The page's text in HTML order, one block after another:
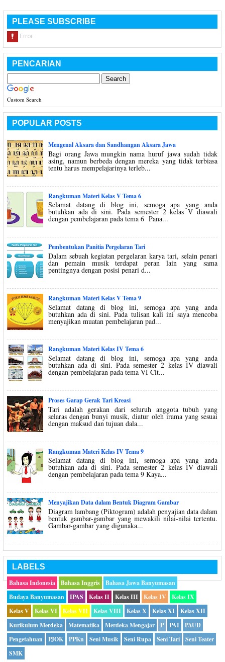
PLEASE SUBSCRIBE
PENCARIAN
Custom Search
POPULAR POSTS
Mengenal Aksara dan Sandhangan Aksara Jawa
Bagi orang Jawa mungkin nama huruf jawa sudah tidak
asing, namun berbeda dengan mereka yang tidak terbiasa
tentu harus mempelajarinya terleb...
Rangkuman Materi Kelas V Tema 6
Selamat datang di blog ini, semoga apa yang anda
butuhkan ada di sini. Pada semester 2 kelas V diawali
dengan pembelajaran pada tema 6 Pana...
Pembentukan Panitia Pergelaran Tari
Dalam sebuah kegiatan pergelaran karya tari, selain penari
dan pemain musik terdapat peran lain yang sama
pentingnya dengan posisi penari d...
Rangkuman Materi Kelas V Tema 9
Selamat datang di blog ini, semoga apa yang anda
butuhkan ada di sini. Pada tulisan kali ini saya mencoba
menyajikan muatan pembelajaran pad...
Rangkuman Materi Kelas IV Tema 6
Selamat datang di blog ini, semoga apa yang anda
butuhkan ada di sini. Pada semester 2 kelas IV diawali
dengan pembelajaran pada tema VI Cit...
Proses Garap Gerak Tari Kreasi
Tari adalah gerakan dari seluruh anggota tubuh yang
selaras dengan bunyi musik, diatur oleh irama yang sesuai
dengan maksud dan tujuan dala...
Rangkuman Materi Kelas IV Tema 9
Selamat datang di blog ini, semoga apa yang anda
butuhkan ada di sini. Pada semester 2 kelas IV diawali
dengan pembelajaran pada tema 9 Kaya...
Menyajikan Data dalam Bentuk Diagram Gambar
Diagram lambang (Piktogram) adalah penyajian data dalam
bentuk gambar-gambar yang mewakili nilai-nilai tertentu.
Gambar-gambar yang digunaka...
LABELS
Bahasa Indonesia
Bahasa Inggris
Bahasa Jawa Banyumasan
Budaya Banyumasan
IPAS Kelas II Kelas III Kelas IV
Kelas IX
Kelas V
Kelas VI Kelas VII Kelas VIII Kelas X Kelas XI
Kelas XII
Kurikulum Merdeka
Matematika Merdeka Mengajar P PAI
PAUD
Pengetahuan
PJOK PPKn Seni Musik Seni Rupa Seni Tari
Seni Teater
SMK